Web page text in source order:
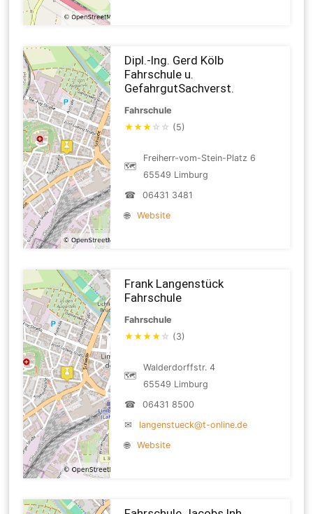
Dipl.-Ing. Gerd Kölb
Fahrschule u.
GefahrgutSachverst.
Fahrschule
★★★ ☆ ☆ (5)
🗺
Freiherr-vom-Stein-Platz 6
65549 Limburg
☎
06431 3481
🌐
Website
Frank Langenstück
Fahrschule
Fahrschule
★★★★ ☆ (3)
🗺
Walderdorffstr. 4
65549 Limburg
☎
06431 8500
✉
langenstueck@t-online.de
🌐
Website